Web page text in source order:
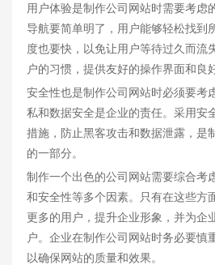
用户体验是制作公司网站时需要考虑
导航要简单明了，用户能够轻松找到
度也要快，以免让用户等待过久而流
户的习惯，提供友好的操作界面和良
安全性也是制作公司网站时必须要考
私和数据安全是企业的责任。采用安
措施，防止黑客攻击和数据泄露，是
的一部分。
制作一个出色的公司网站需要综合考
和安全性等多个因素。只有在这些方
更多的用户，提升企业形象，并为企
户。企业在制作公司网站时务必要慎
以确保网站的质量和效果。